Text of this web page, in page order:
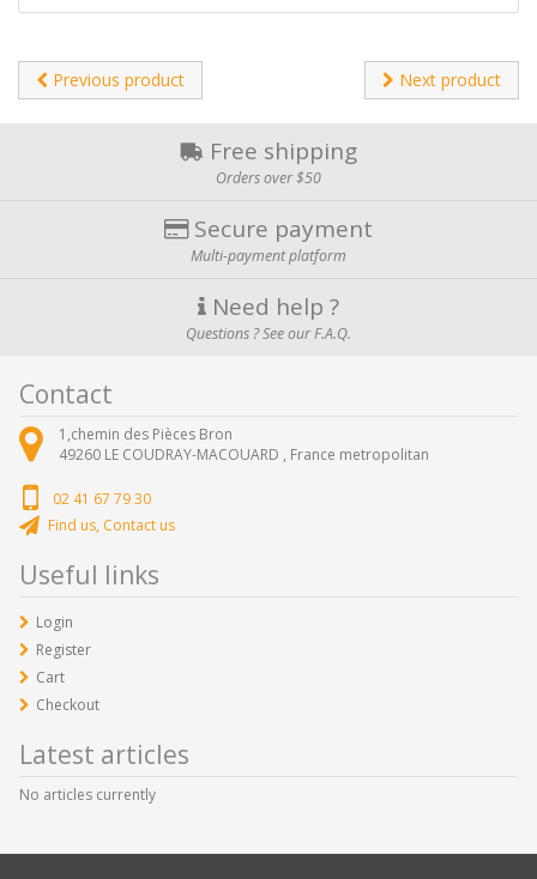
Previous product Next product
Free shipping
Orders over $50
Secure payment
Multi-payment platform
Need help ?
Questions ? See our F.A.Q.
Contact
1,chemin des Pièces Bron
49260 LE COUDRAY-MACOUARD , France metropolitan
02 41 67 79 30
Find us, Contact us
Useful links
Login
Register
Cart
Checkout
Latest articles
No articles currently